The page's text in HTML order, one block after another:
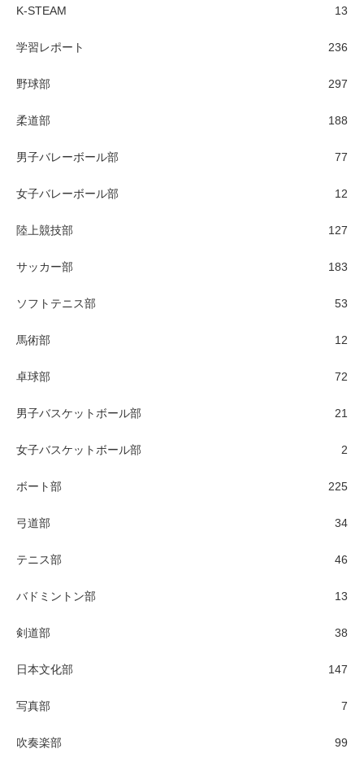
K-STEAM 13
学習レポート 236
野球部 297
柔道部 188
男子バレーボール部 77
女子バレーボール部 12
陸上競技部 127
サッカー部 183
ソフトテニス部 53
馬術部 12
卓球部 72
男子バスケットボール部 21
女子バスケットボール部 2
ボート部 225
弓道部 34
テニス部 46
バドミントン部 13
剣道部 38
日本文化部 147
写真部 7
吹奏楽部 99